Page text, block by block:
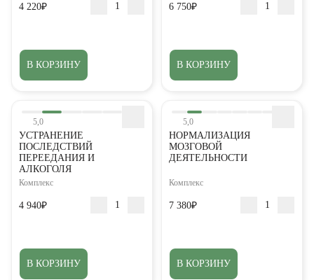
4 220₽
В КОРЗИНУ
6 750₽
В КОРЗИНУ
5,0
УСТРАНЕНИЕ
ПОСЛЕДСТВИЙ
ПЕРЕЕДАНИЯ И
АЛКОГОЛЯ
Комплекс
4 940₽
В КОРЗИНУ
5,0
НОРМАЛИЗАЦИЯ
МОЗГОВОЙ
ДЕЯТЕЛЬНОСТИ
Комплекс
7 380₽
В КОРЗИНУ